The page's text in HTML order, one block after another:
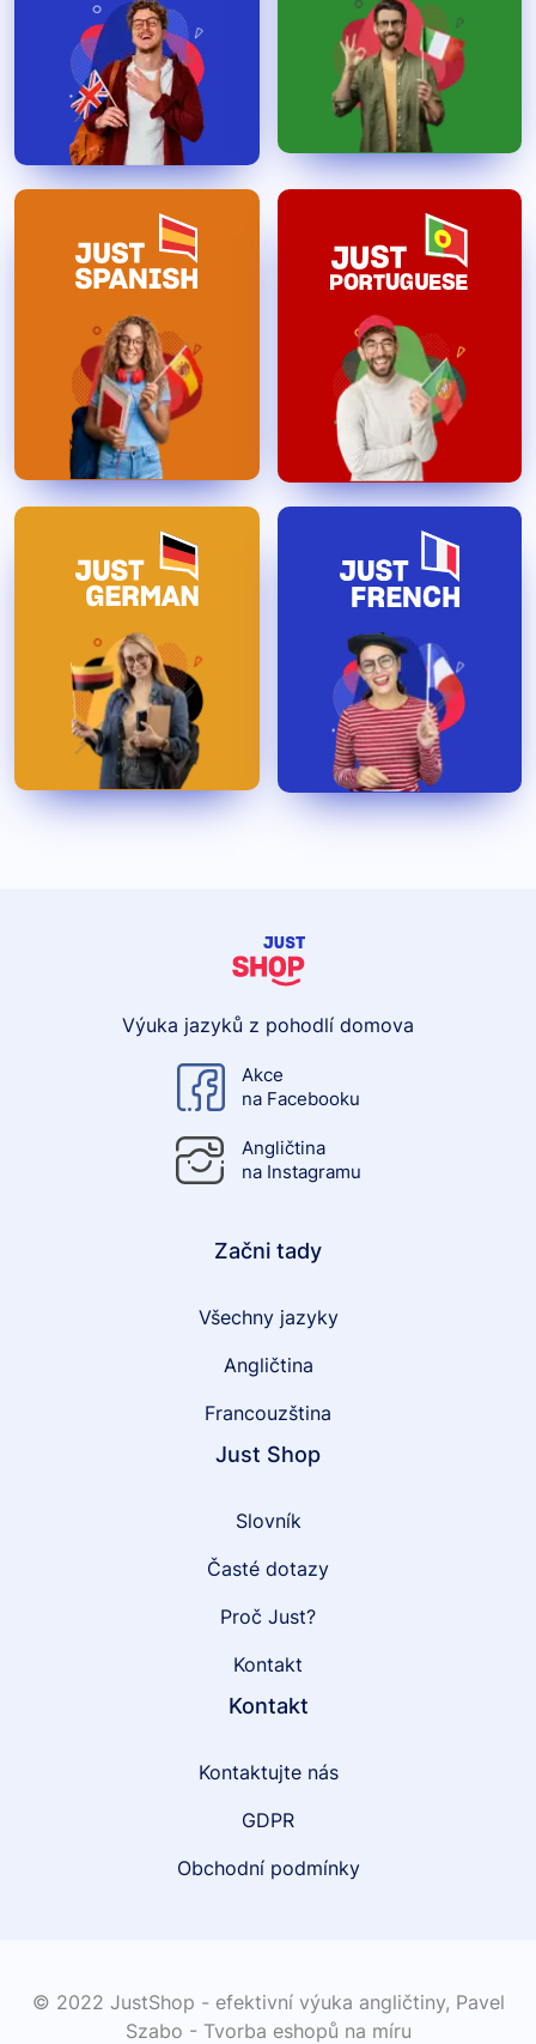
Výuka jazyků z pohodlí domova
Akce
na Facebooku
Angličtina
na Instagramu
Začni tady
Všechny jazyky
Angličtina
Francouzština
Just Shop
Slovník
Časté dotazy
Proč Just?
Kontakt
Kontakt
Kontaktujte nás
GDPR
Obchodní podmínky
© 2022 JustShop - efektivní výuka angličtiny, Pavel
Szabo - Tvorba eshopů na míru